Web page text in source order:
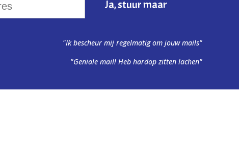
"Ik bescheur mij regelmatig om jouw mails"
"Geniale mail! Heb hardop zitten lachen"